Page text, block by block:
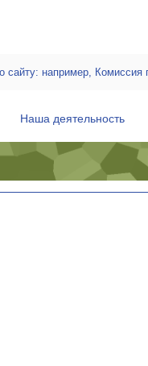
Наша деятельность